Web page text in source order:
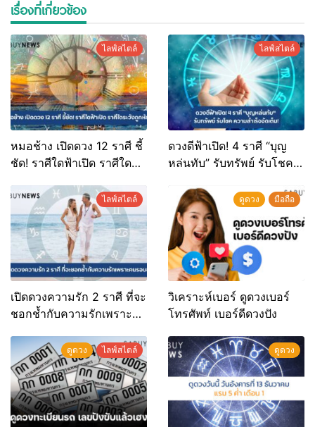
เรื่องที่เกี่ยวข้อง
ไลฟ์สไตล์
หมอช้าง เปิดดวง 12 ราศี ชี้
ชัด! ราศีใดฟ้าเปิด ราศีใด
ไลฟ์สไตล์
ดวงดีฟ้าเปิด! 4 ราศี “บุญ
หล่นทับ” รับทรัพย์ รับโชค
ไลฟ์สไตล์
เปิดดวงความรัก 2 ราศี ที่จะ
ชอกช้ำกับความรักเพราะ
ดูดวง มือถือ
วิเคราะห์เบอร์ ดูดวงเบอร์
โทรศัพท์ เบอร์ดีดวงปัง
ดูดวง ไลฟ์สไตล์ ดูดวง